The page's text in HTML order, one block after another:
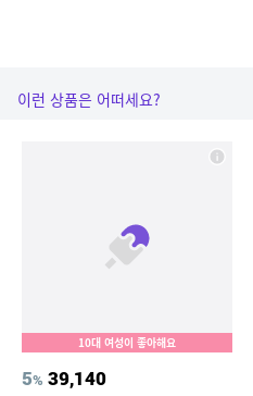
이런 상품은 어떠세요?
10대 여성이 좋아해요
5% 39,140